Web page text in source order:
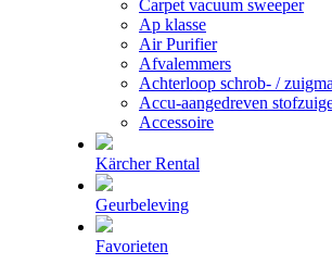
Carpet vacuum sweeper
Ap klasse
Air Purifier
Afvalemmers
Achterloop schrob- /
Accu-aangedreven
Accessoire
Kärcher Rental
Geurbeleving
Favorieten